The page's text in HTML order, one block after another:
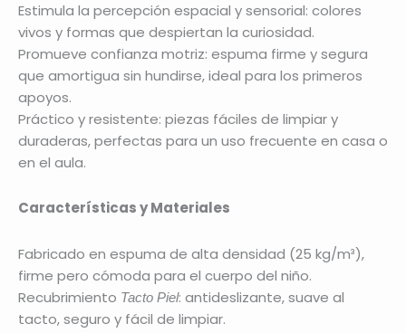
Estimula la percepción espacial y sensorial: colores
vivos y formas que despiertan la curiosidad.
Promueve confianza motriz: espuma firme y segura
que amortigua sin hundirse, ideal para los primeros
apoyos.
Práctico y resistente: piezas fáciles de limpiar y
duraderas, perfectas para un uso frecuente en casa o
en el aula.
Características y Materiales
Fabricado en espuma de alta densidad (25 kg/m³),
firme pero cómoda para el cuerpo del niño.
Recubrimiento Tacto Piel: antideslizante, suave al
tacto, seguro y fácil de limpiar.